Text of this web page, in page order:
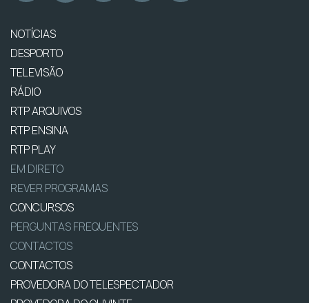
NOTÍCIAS
DESPORTO
TELEVISÃO
RÁDIO
RTP ARQUIVOS
RTP ENSINA
RTP PLAY
EM DIRETO
REVER PROGRAMAS
CONCURSOS
PERGUNTAS FREQUENTES
CONTACTOS
CONTACTOS
PROVEDORA DO TELESPECTADOR